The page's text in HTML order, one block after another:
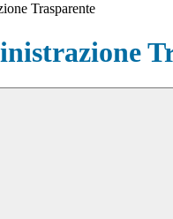
Trasparente